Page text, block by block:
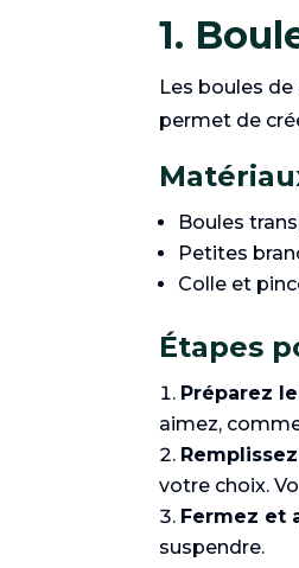
1.
Les boules
permet de
Boules
Petites
Colle et
Étapes
Préparez
aimez,
votre choix.
Fermez et
suspendre.